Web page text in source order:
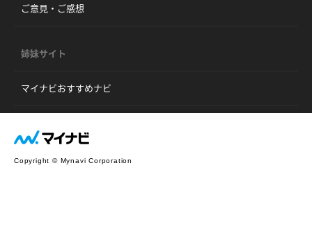
ご意見・ご感想
姉妹サイト
マイナビおすすめナビ
Copyright © Mynavi Corporation